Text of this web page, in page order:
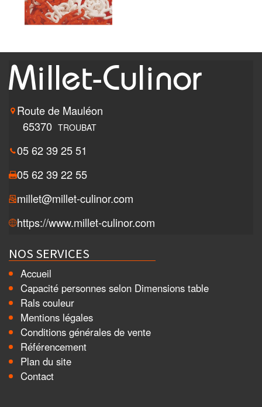
Route de Mauléon
65370 TROUBAT
05 62 39 25 51
05 62 39 22 55
millet@millet-culinor.com
https://www.millet-culinor.com
NOS SERVICES
Accueil
Capacité personnes selon Dimensions table
Rals couleur
Mentions légales
Conditions générales de vente
Référencement
Plan du site
Contact